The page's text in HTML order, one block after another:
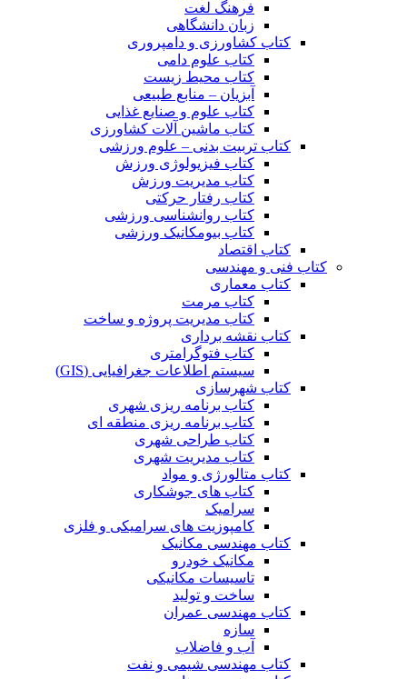
فرهنگ لغت
زبان دانشگاهی
کتاب کشاورزی و دامپروری
کتاب علوم دامی
کتاب محیط زیست
آبزیان – منابع طبیعی
کتاب علوم و صنایع غذایی
کتاب ماشین آلات کشاورزی
کتاب تربیت بدنی – علوم ورزشی
کتاب فیزیولوژی ورزش
کتاب مدیریت ورزش
کتاب رفتار حرکتی
کتاب روانشناسی ورزشی
کتاب بیومکانیک ورزشی
کتاب اقتصاد
کتاب فنی و مهندسی
کتاب معماری
کتاب مرمت
کتاب مدیریت پروژه و ساخت
کتاب نقشه برداری
کتاب فتوگرامتری
سیستم اطلاعات جغرافیایی (GIS)
کتاب شهرسازی
کتاب برنامه ریزی شهری
کتاب برنامه ریزی منطقه ای
کتاب طراحی شهری
کتاب مدیریت شهری
کتاب متالورژی و مواد
کتاب های جوشکاری
سرامیک
کامپوزیت های سرامیکی و فلزی
کتاب مهندسی مکانیک
مکانیک خودرو
تاسیسات مکانیکی
ساخت و تولید
کتاب مهندسی عمران
سازه
آب و فاضلاب
کتاب مهندسی شیمی و نفت